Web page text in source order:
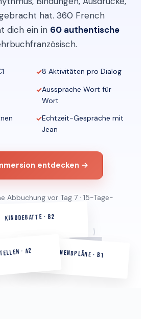
hat. 360 French
dich ein in 60 authentische
8 Aktivitäten pro Dialog
Aussprache Wort für
Wort
Echtzeit-Gespräche mit
Jean
entdecken →
Abbuchung vor Tag 7 · 15-Tage-
· A2 WOCHENENDPLÄNE · B1
KINODEBATTE · B2